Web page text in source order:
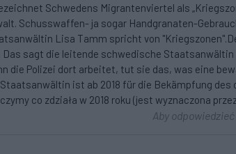
Schwedens Migrantenviertel als
Schusswaffen- ja sogar Handgranaten-
Lisa Tamm spricht von
Das sagt die leitende schwedische
die Polizei dort arbeitet, tut sie das, was eine
ist ab 2018 für die Bekämpfung
co zdziała w 2018 roku (jest wyznaczona
Aby